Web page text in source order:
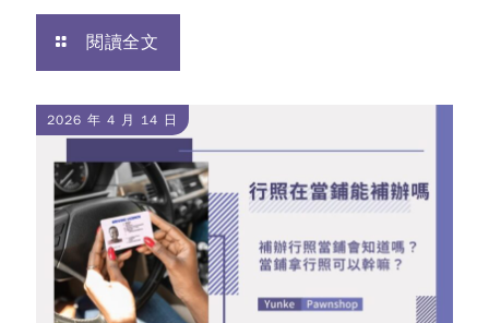
閱讀全文
2026 年 4 月 14 日